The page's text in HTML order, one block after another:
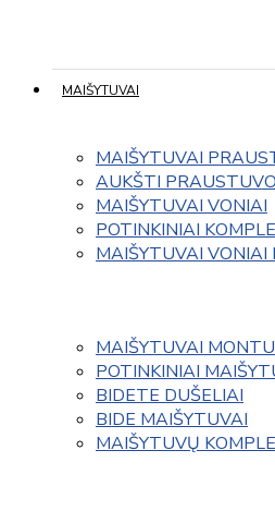
MAIŠYTUVAI
MAIŠYTUVAI
AUKŠTI
MAIŠYTUVAI VONIAI
POTINKINIAI
MAIŠYTUVAI VONIAI
MAIŠYTUVAI
POTINKINIAI
BIDETE DUŠELIAI
BIDE MAIŠYTUVAI
MAIŠYTUVŲ